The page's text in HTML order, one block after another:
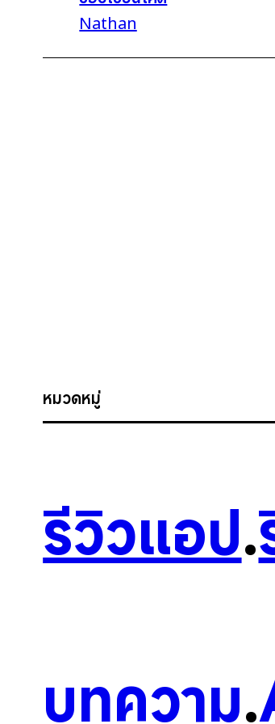
Nathan
หมวดหมู่
รีวิวแอป.
บทความ.